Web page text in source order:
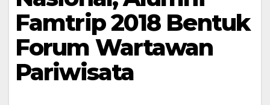
Famtrip 2018 Bentuk
Forum Wartawan
Pariwisata